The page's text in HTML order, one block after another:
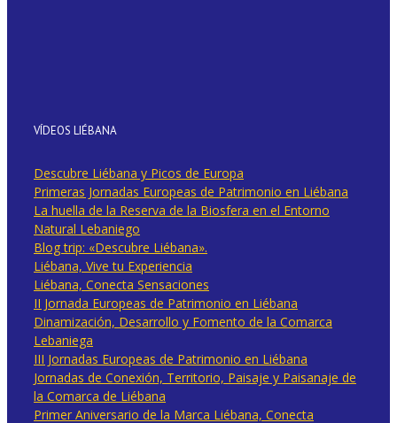
VÍDEOS LIÉBANA
Descubre Liébana y Picos de Europa
Primeras Jornadas Europeas de Patrimonio en Liébana
La huella de la Reserva de la Biosfera en el Entorno
Natural Lebaniego
Blog trip: «Descubre Liébana».
Liébana, Vive tu Experiencia
Liébana, Conecta Sensaciones
II Jornada Europeas de Patrimonio en Liébana
Dinamización, Desarrollo y Fomento de la Comarca
Lebaniega
III Jornadas Europeas de Patrimonio en Liébana
Jornadas de Conexión, Territorio, Paisaje y Paisanaje de
la Comarca de Liébana
Primer Aniversario de la Marca Liébana, Conecta